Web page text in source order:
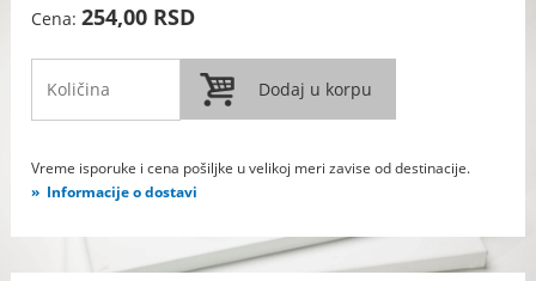
Cena:254,00 RSD
Vreme isporuke i cena pošiljke u velikoj meri zavise od destinacije.
Informacije o dostavi